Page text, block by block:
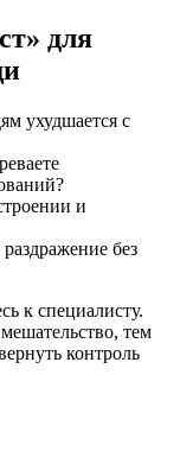
для
ухудшается с
и
без
к специалисту.
тем
контроль